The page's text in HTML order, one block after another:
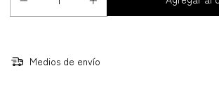
Medios de envío